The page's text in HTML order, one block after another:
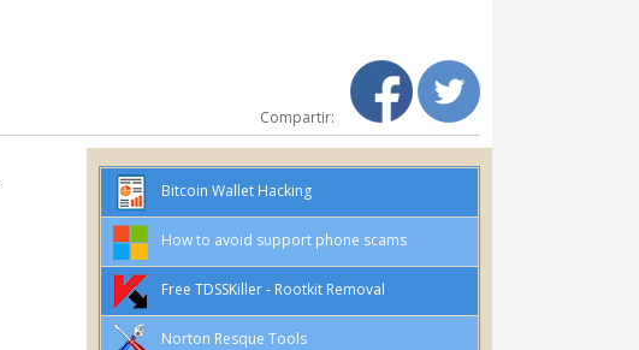
Compartir:
Bitcoin Wallet Hacking
How to avoid support phone scams
Free TDSSKiller - Rootkit Removal
Norton Resque Tools